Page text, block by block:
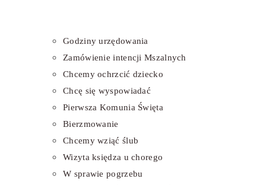
Godziny urzędowania
Zamówienie intencji Mszalnych
Chcemy ochrzcić dziecko
Chcę się wyspowiadać
Pierwsza Komunia Święta
Bierzmowanie
Chcemy wziąć ślub
Wizyta księdza u chorego
W sprawie pogrzebu